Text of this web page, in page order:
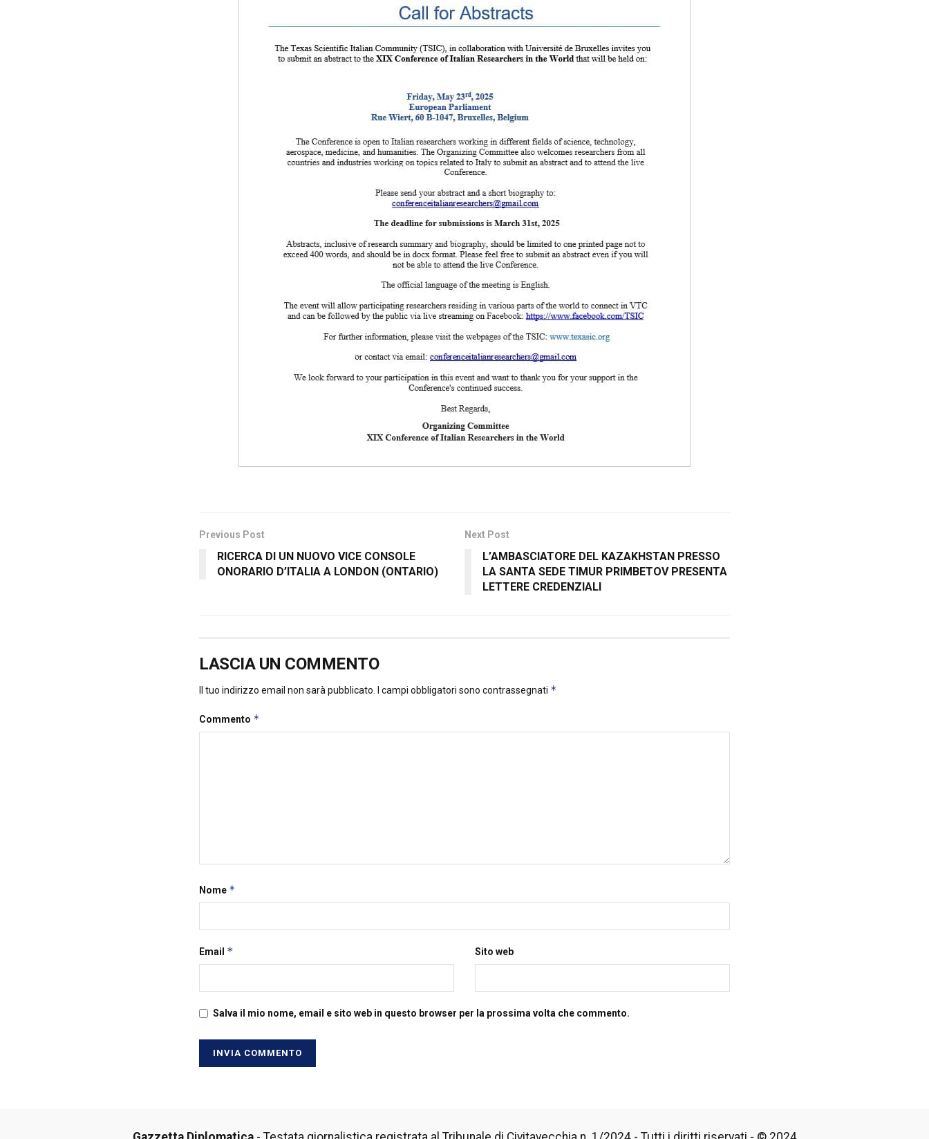
Previous Post
RICERCA DI UN NUOVO VICE CONSOLE
ONORARIO D’ITALIA A LONDON (ONTARIO)
Next Post
L’AMBASCIATORE DEL KAZAKHSTAN PRESSO
LA SANTA SEDE TIMUR PRIMBETOV PRESENTA
LETTERE CREDENZIALI
LASCIA UN COMMENTO
Il tuo indirizzo email non sarà pubblicato. I campi obbligatori sono contrassegnati *
Commento *
Nome *
Email * Sito web
Salva il mio nome, email e sito web in questo browser per la prossima volta che commento.